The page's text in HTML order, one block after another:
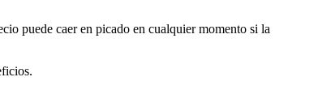
puede caer en picado en cualquier momento si la